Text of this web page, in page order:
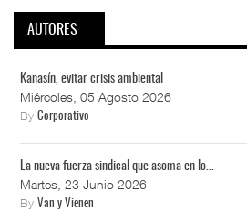
AUTORES
Kanasín, evitar crisis ambiental
Miércoles, 05 Agosto 2026
By Corporativo
La nueva fuerza sindical que asoma en lo...
Martes, 23 Junio 2026
By Van y Vienen